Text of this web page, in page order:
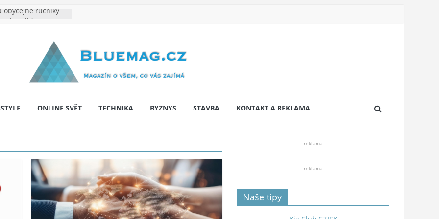
obyčejné ručníky
Na co myslet, aby
pár let nepřekvapila
bariér: když auto
ONLINE SVĚT TECHNIKA BYZNYS STAVBA KONTAKT A REKLAMA
reklama
reklama
Naše tipy